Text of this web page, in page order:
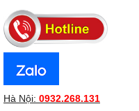
Hà Nội: 0932.268.131